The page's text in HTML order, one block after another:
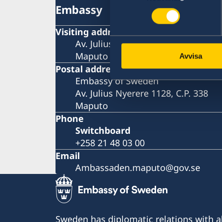
Avvisa
Embassy
Visiting address
Av. Julius Nyerere 1128
Maputo
Postal address
Embassy of Sweden
Av. Julius Nyerere 1128, C.P. 338
Maputo
Phone
Switchboard
+258 21 48 03 00
Email
Ambassaden.maputo@gov.se
Sweden has diplomatic relations with